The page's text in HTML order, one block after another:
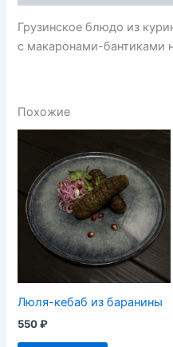
Грузинское блюдо из
с макаронами-бантиками
Похожие
Люля-кебаб из баранины
550₽